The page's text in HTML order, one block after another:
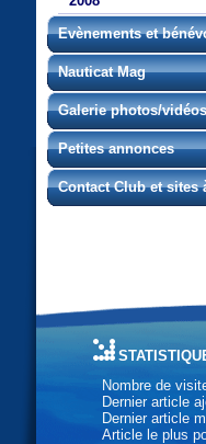
Evènements et
Nauticat Mag
Galerie photos/vidéos
Petites annonces
Contact Club et sites
Nombre de
Dernier article
Dernier article
Article le plus